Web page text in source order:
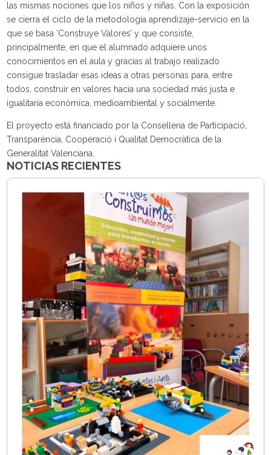
las mismas nociones que los niños y niñas. Con la exposición
se cierra el ciclo de la metodología aprendizaje-servicio en la
que se basa ‘Construye Valores’ y que consiste,
principalmente, en que el alumnado adquiere unos
conocimientos en el aula y gracias al trabajo realizado
consigue trasladar esas ideas a otras personas para, entre
todos, construir en valores hacia una sociedad más justa e
igualitaria económica, medioambiental y socialmente.
El proyecto está financiado por la Conselleria de Participació,
Transparència, Cooperació i Qualitat Democràtica de la
Generalitat Valenciana.
NOTICIAS RECIENTES